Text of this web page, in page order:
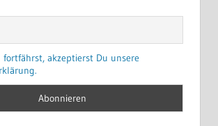
fortfährst, akzeptierst Du unsere